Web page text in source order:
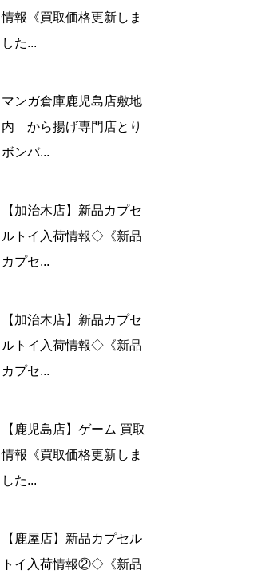
情報《買取価格更新しま
した...
マンガ倉庫鹿児島店敷地
内 から揚げ専門店とり
ボンバ...
【加治木店】新品カプセ
ルトイ入荷情報◇《新品
カプセ...
【加治木店】新品カプセ
ルトイ入荷情報◇《新品
カプセ...
【鹿児島店】ゲーム 買取
情報《買取価格更新しま
した...
【鹿屋店】新品カプセル
トイ入荷情報②◇《新品